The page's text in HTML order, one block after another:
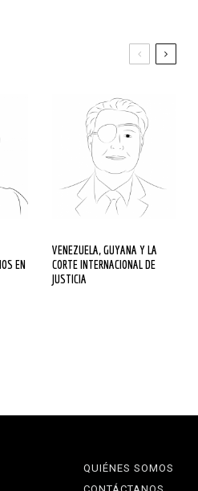
EN
VENEZUELA, GUYANA Y LA
CORTE INTERNACIONAL DE
JUSTICIA
QUIÉNES SOMOS